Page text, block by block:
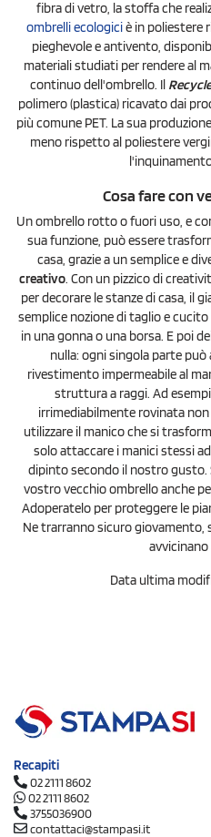
fibra di vetro, la stoffa che
ombrelli ecologiciè in poliestere
pieghevole e antivento,
materiali studiati per rendere al
continuo dell'ombrello. Il
polimero (plastica) ricavato dai
più comune PET. La sua
meno rispetto al poliestere
Cosa fare con
Un ombrello rotto o fuori uso, e
sua funzione, può essere
casa, grazie a un semplice e
creativo. Con un pizzico di
per decorare le stanze di casa, il
semplice nozione di taglio e
in una gonna o una borsa. E poi
nulla: ogni singola parte può
rivestimento impermeabile al
struttura a raggi. Ad
irrimediabilmente rovinata
utilizzare il manico che si
solo attaccare i manici stessi
dipinto secondo il nostro gusto.
vostro vecchio ombrello anche
Adoperatelo per proteggere le
Ne trarranno sicuro giovamento,
avvicinano
Data ultima
Recapiti
02 2111 8602
02 2111 8602
3755036900
contattaci@stampasi.it